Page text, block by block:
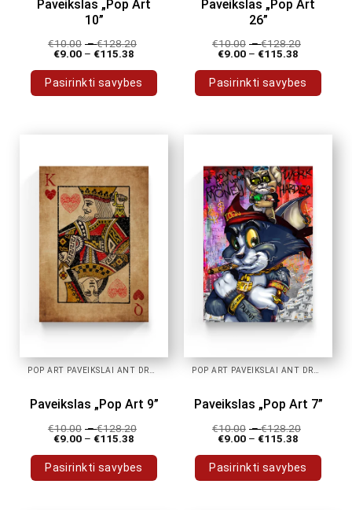
Paveikslas „Pop Art
10”
€10.00 –€128.20
€9.00 – €115.38
Pasirinkti savybes
variants.
The
options
may
be
chosen
on
the
product
page
Paveikslas „Pop Art
26”
€10.00 –€128.20
€9.00 – €115.38
Pasirinkti savybes
variants.
The
options
may
be
chosen
on
the
product
page
Paveikslas „Pop Art 9”
€10.00 –€128.20
€9.00 – €115.38
Pasirinkti savybes
Paveikslas „Pop Art 7”
€10.00 –€128.20
€9.00 – €115.38
Pasirinkti savybes